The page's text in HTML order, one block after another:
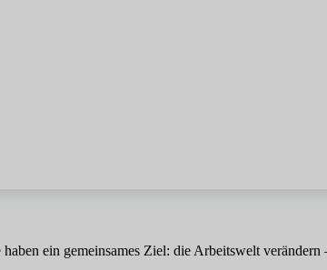
ein gemeinsames Ziel: die Arbeitswelt